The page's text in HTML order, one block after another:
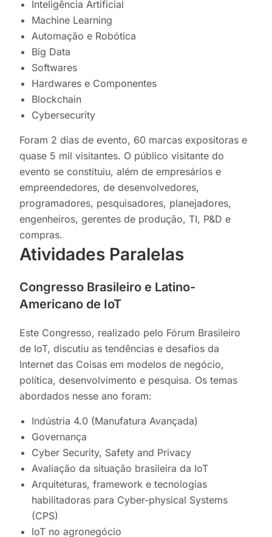
Inteligência Artificial
Machine Learning
Automação e Robótica
Big Data
Softwares
Hardwares e Componentes
Blockchain
Cybersecurity
Foram 2 dias de evento, 60 marcas expositoras e
quase 5 mil visitantes. O público visitante do
evento se constituiu, além de empresários e
empreendedores, de desenvolvedores,
programadores, pesquisadores, planejadores,
engenheiros, gerentes de produção, TI, P&D e
compras.
Atividades Paralelas
Congresso Brasileiro e Latino-
Americano de IoT
Este Congresso, realizado pelo Fórum Brasileiro
de IoT, discutiu as tendências e desafios da
Internet das Coisas em modelos de negócio,
política, desenvolvimento e pesquisa. Os temas
abordados nesse ano foram:
Indústria 4.0 (Manufatura Avançada)
Governança
Cyber Security, Safety and Privacy
Avaliação da situação brasileira da IoT
Arquiteturas, framework e tecnologias
habilitadoras para Cyber-physical Systems
(CPS)
IoT no agronegócio